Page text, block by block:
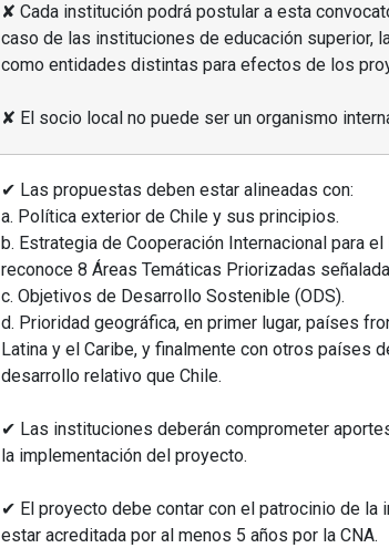
✘ Cada institución podrá postular a esta
caso de las instituciones de educación superior,
como entidades distintas para efectos de los
✘ El socio local no puede ser un organismo
✔ Las propuestas deben estar alineadas con:
a. Política exterior de Chile y sus principios.
b. Estrategia de Cooperación Internacional para
reconoce 8 Áreas Temáticas Priorizadas
c. Objetivos de Desarrollo Sostenible (ODS).
d. Prioridad geográfica, en primer lugar, países
Latina y el Caribe, y finalmente con otros países
desarrollo relativo que Chile.
✔ Las instituciones deberán comprometer
la implementación del proyecto.
✔ El proyecto debe contar con el patrocinio de la
estar acreditada por al menos 5 años por la CNA.